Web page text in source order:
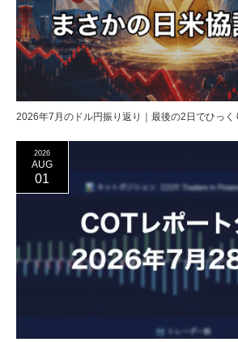
2026年7月のドル円振り返り｜最後の2日でひっく
2026
AUG
01